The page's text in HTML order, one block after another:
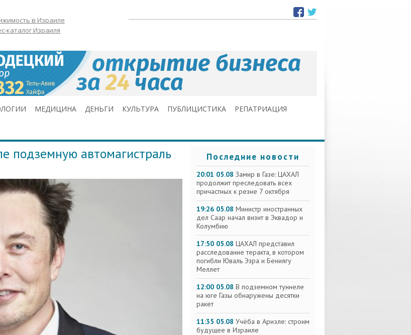
в Израиле
каталог Израиля
МЕДИЦИНА ДЕНЬГИ КУЛЬТУРА ПУБЛИЦИСТИКА РЕПАТРИАЦИЯ
подземную автомагистраль Последние новости
20:01 05.08 Замир в Газе: ЦАХАЛ
продолжит преследовать всех
причастных к резне 7 октября
19:26 05.08 Министр иностранных
дел Саар начал визит в Эквадор и
Колумбию
17:50 05.08 ЦАХАЛ представил
расследование теракта, в котором
погибли Юваль Эзра и Бениягу
Меллет
12:00 05.08 В подземном туннеле
на юге Газы обнаружены десятки
ракет
11:35 05.08 Учёба в Ариэле: строим
будущее в Израиле